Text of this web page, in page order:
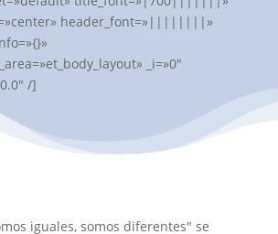
header_font=»||||||||»
_i=»0″
/]
iguales, somos diferentes" se